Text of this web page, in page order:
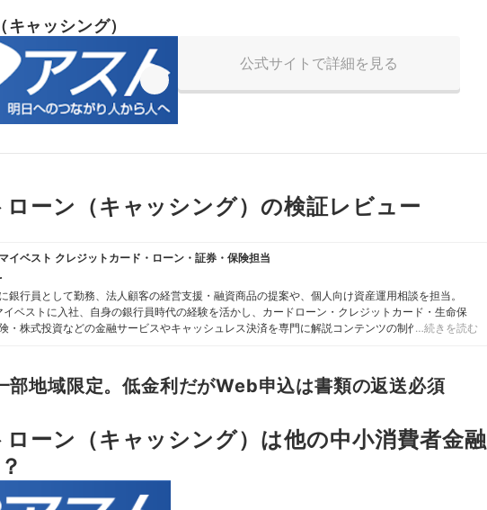
ャッシング）
公式サイトで詳細を見る
ーン（キャッシング）の検証レビュー
イベスト クレジットカード・ローン・証券・保険担当
銀行員として勤務、法人顧客の経営支援・融資商品の提案や、個人向け資産運用相談を担当。
ベストに入社、自身の銀行員時代の経験を活かし、カードローン・クレジットカード・生命保
・株式投資などの金融サービスやキャッシュレス決済を専門に解説コンテンツの制作を統括す
…続きを読む
部地域限定。低金利だがWeb申込は書類の返送必須
ーン（キャッシング）は他の中小消費者金融